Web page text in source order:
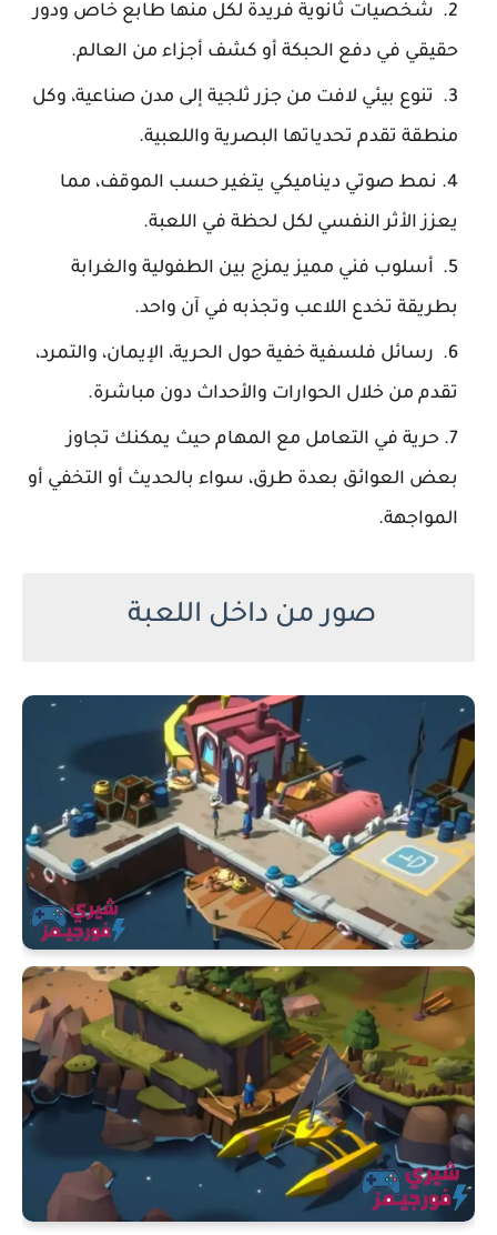
شخصيات ثانوية فريدة لكل منها طابع خاص ودور
حقيقي في دفع الحبكة أو كشف أجزاء من العالم.
تنوع بيئي لافت من جزر ثلجية إلى مدن صناعية، وكل
منطقة تقدم تحدياتها البصرية واللعبية.
نمط صوتي ديناميكي يتغير حسب الموقف، مما
يعزز الأثر النفسي لكل لحظة في اللعبة.
أسلوب فني مميز يمزج بين الطفولية والغرابة
بطريقة تخدع اللاعب وتجذبه في آن واحد.
رسائل فلسفية خفية حول الحرية، الإيمان، والتمرد،
تقدم من خلال الحوارات والأحداث دون مباشرة.
حرية في التعامل مع المهام حيث يمكنك تجاوز
بعض العوائق بعدة طرق، سواء بالحديث أو التخفي أو
المواجهة.
صور من داخل اللعبة